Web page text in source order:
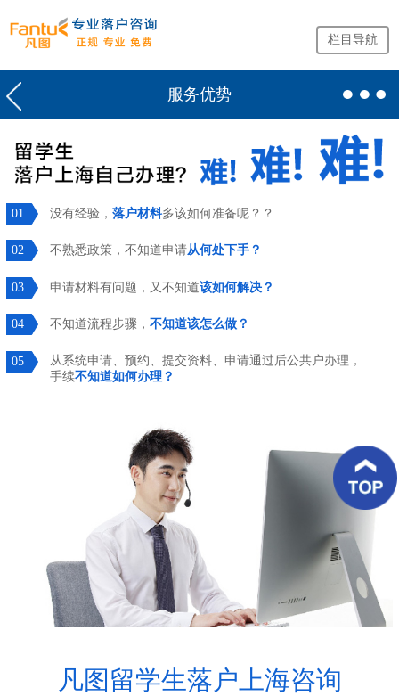
站
首
页
留
学
生
落
户
咨
询
栏目导航
服务优势
01 没有经验， 落户材料多该如何准备呢？？
02 不熟悉政策，不知道申请从何处下手？
03 申请材料有问题，又不知道该如何解决？
04 不知道流程步骤， 不知道该怎么做？
05
从系统申请、预约、提交资料、申请通过后公共户办理，
手续不知道如何办理？
凡图留学生落户上海咨询